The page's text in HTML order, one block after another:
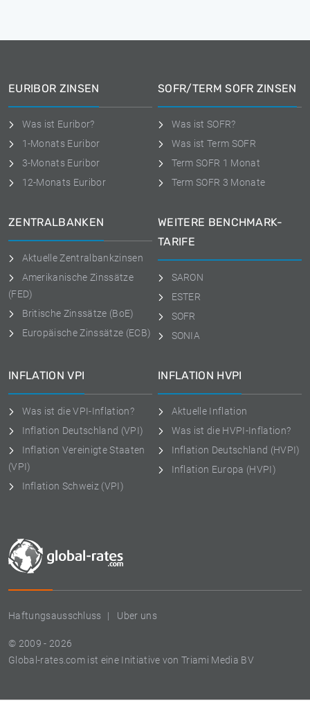
Haftungsausschluss Uber uns
© 2009 - 2026
Global-rates.com ist eine Initiative von Triami Media BV
EURIBOR ZINSEN
Was ist Euribor?
1-Monats Euribor
3-Monats Euribor
12-Monats Euribor
SOFR/TERM SOFR ZINSEN
Was ist SOFR?
Was ist Term SOFR
Term SOFR 1 Monat
Term SOFR 3 Monate
ZENTRALBANKEN
Aktuelle Zentralbankzinsen
Amerikanische Zinssätze
(FED)
Britische Zinssätze (BoE)
Europäische Zinssätze (ECB)
WEITERE BENCHMARK-
TARIFE
SARON
ESTER
SOFR
SONIA
INFLATION VPI
Was ist die VPI-Inflation?
Inflation Deutschland (VPI)
Inflation Vereinigte Staaten
(VPI)
Inflation Schweiz (VPI)
INFLATION HVPI
Aktuelle Inflation
Was ist die HVPI-Inflation?
Inflation Deutschland (HVPI)
Inflation Europa (HVPI)